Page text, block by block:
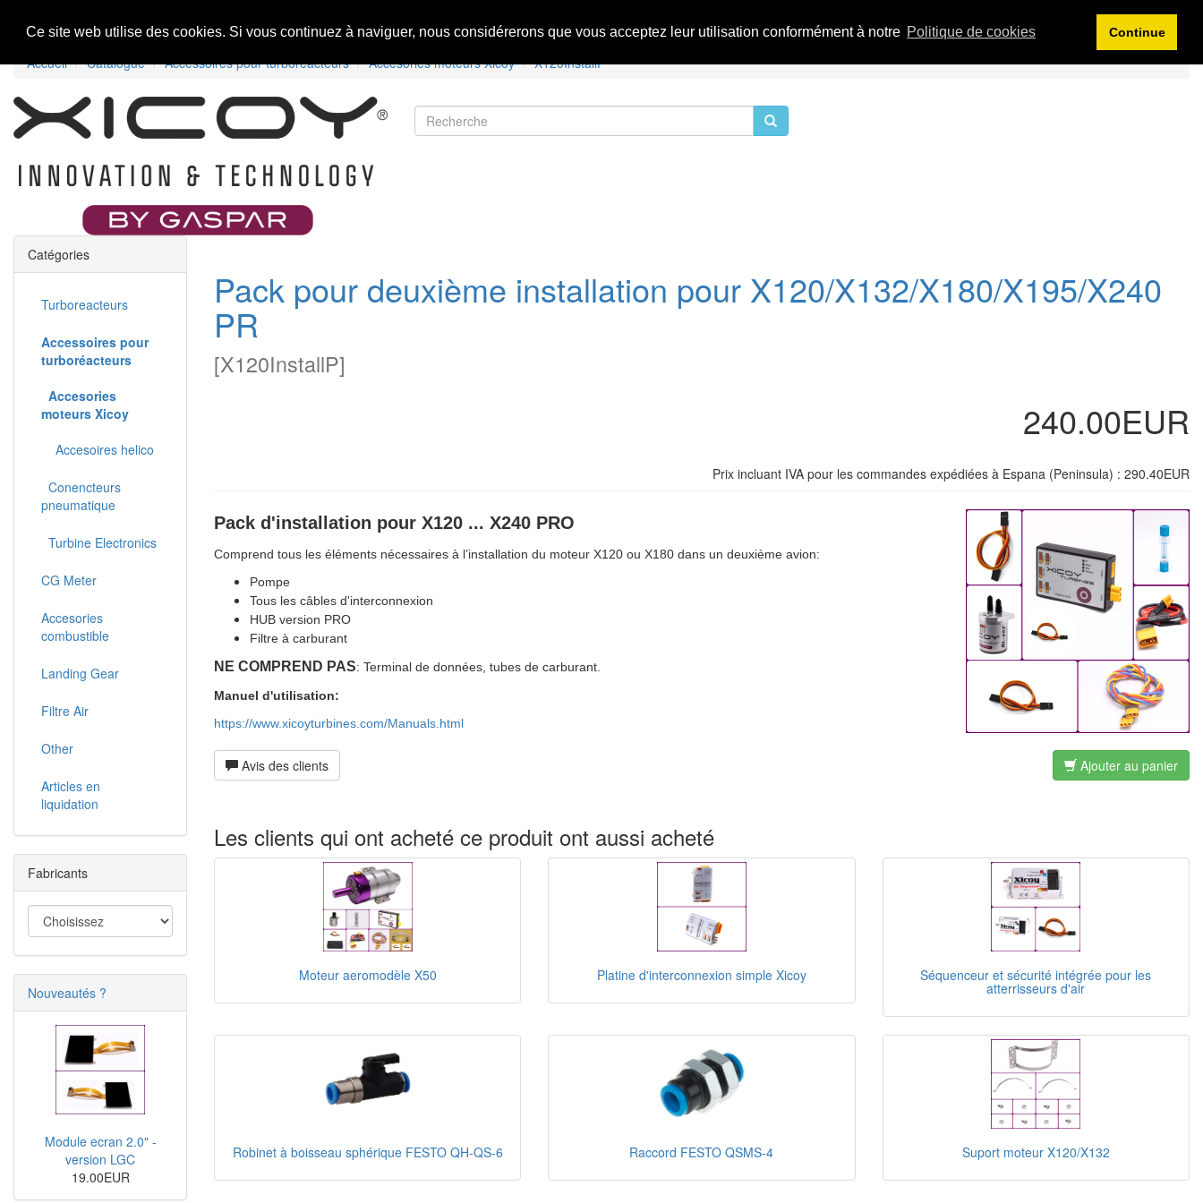
Ce site web utilise des cookies. Si vous continuez à naviguer, nous considérerons que vous acceptez leur utilisation conformément à notre Politique de cookies Continue
Accueil Nouveaux produits Offres Spéciales Commentaires Language/Moneda Mon compte Panier vide
Accueil Catalogue Accessoires pour turboréacteurs Accesories moteurs Xicoy X120InstallP
Pack pour deuxième installation pour X120/X132/X180/X195/X240
PR
[X120InstallP]
240.00EUR
Prix incluant IVA pour les commandes expédiées à Espana (Peninsula) : 290.40EUR
Pack d'installation pour X120 ... X240 PRO
Comprend tous les éléments nécessaires à l’installation du moteur X120 ou X180 dans un deuxième avion:
Pompe
Tous les câbles d'interconnexion
HUB version PRO
Filtre à carburant
NE COMPREND PAS: Terminal de données, tubes de carburant.
Manuel d'utilisation:
https://www.xicoyturbines.com/Manuals.html
Avis des clients Ajouter au panier
Les clients qui ont acheté ce produit ont aussi acheté
Moteur aeromodèle X50 Platine d'interconnexion simple Xicoy Séquenceur et sécurité intégrée pour les
atterrisseurs d'air
Robinet à boisseau sphérique FESTO QH-QS-6 Raccord FESTO QSMS-4 Suport moteur X120/X132
Catégories
Turboreacteurs
Accessoires pour
turboréacteurs
Accesories
moteurs Xicoy
Accesoires helico
Conencteurs
pneumatique
Turbine Electronics
CG Meter
Accesories
combustible
Landing Gear
Filtre Air
Other
Articles en
liquidation
Fabricants
Nouveautés ?
Module ecran 2.0" -
version LGC
19.00EUR